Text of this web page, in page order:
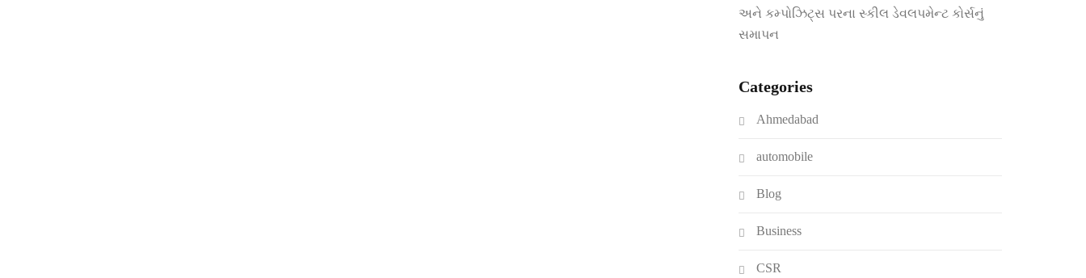
અને કમ્પોઝિટ્સ પરના સ્કીલ ડેવલપમેન્ટ કોર્સનું
સમાપન
Categories
Ahmedabad
automobile
Blog
Business
CSR